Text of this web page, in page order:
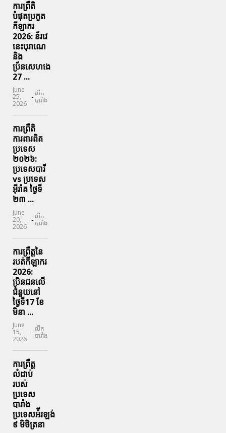
ការព្រឹតិ
បំផុតប្រកួត
កីឡាករ
2026: ន័រវេ
នេះបុរាណេ
និង
ប្រ័នសេហងេ
27 ...
June
25,
2026
- លីក
បារាំង
ការព្រឹតិ
ការពារ​ពិត
ប្រទេស
២០២៦:
ប្រទេសបារី
vs ប្រទេស
អ៊ីរ៉ាគ ថ្ងៃទី​
២៣ ...
June
20,
2026
- លីក
បារាំង
ការព្រឹត្តនៃ
របត់កីឡាករ
2026:
ប្រិនជនលើ
ជំនួយនៅ
ថ្ងៃទី17 ខែ
មិនា ...
June
15,
2026
- លីក
បារាំង
ការព្រឹត្ត
លំដាប់
របស់
ប្រទេស
បារាំង
ប្រទេសអ៉ីរឡង់
៩ មិថិត្រនា